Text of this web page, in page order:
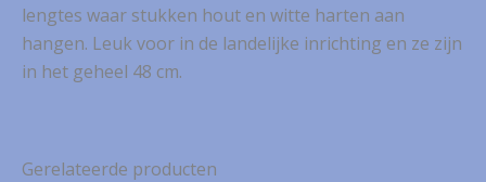
lengtes waar stukken hout en witte harten aan
hangen. Leuk voor in de landelijke inrichting en ze zijn
in het geheel 48 cm.
Gerelateerde producten